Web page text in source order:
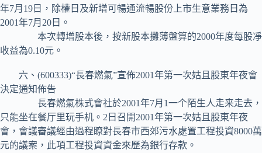
年7月19日，除權日及新增可暢通流暢股份上市生意業務日為
2001年7月20日。
本次轉增股本後，按新股本攤薄盤算的2000年度每股凈
收益為0.10元。
六、(600333)“長春燃氣”宣佈2001年第一次姑且股東年夜會
決定通知佈告
長春燃氣株式會社於2001年7月1一个陌生人走来走去，
只能坐在餐厅里玩手机。2日召開2001年第一次姑且股東年夜
會，會議審議經由過程瞭對長春市西郊污水處置工程投資8000萬
元的議案，此項工程投資資金來歷為銀行存款。